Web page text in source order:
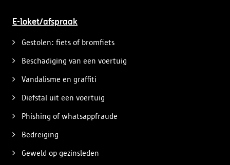
E-loket/afspraak
Gestolen: fiets of bromfiets
Beschadiging van een voertuig
Vandalisme en graffiti
Diefstal uit een voertuig
Phishing of whatsappfraude
Bedreiging
Geweld op gezinsleden